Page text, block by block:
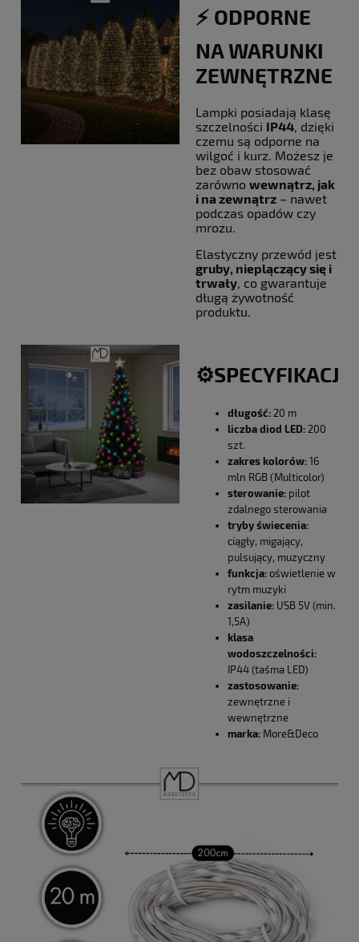
⚡️ ODPORNE
NA WARUNKI
ZEWNĘTRZNE
Lampki posiadają klasę
szczelności IP44 , dzięki
czemu są odporne na
wilgoć i kurz. Możesz je
bez obaw stosować
zarówno wewnątrz, jak
i na zewnątrz – nawet
podczas opadów czy
mrozu.
Elastyczny przewód jest
gruby, nieplączący się i
trwały, co gwarantuje
długą żywotność
produktu.
długość: 20 m
liczba diod LED: 200
szt.
zakres kolorów: 16
mln RGB (Multicolor)
sterowanie: pilot
zdalnego sterowania
tryby świecenia:
ciągły, migający,
pulsujący, muzyczny
funkcja: oświetlenie w
rytm muzyki
zasilanie: USB 5V (min.
1,5A)
klasa
wodoszczelności:
IP44 (taśma LED)
zastosowanie:
zewnętrzne i
wewnętrzne
marka: More&Deco